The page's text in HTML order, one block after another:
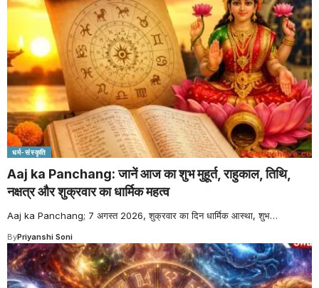
धर्म-संस्कृति
Aaj ka Panchang: जानें आज का शुभ मुहूर्त, राहुकाल, तिथि,
नक्षत्र और शुक्रवार का धार्मिक महत्व
Aaj ka Panchang; 7 अगस्त 2026, शुक्रवार का दिन धार्मिक आस्था, शुभ…
ByPriyanshi Soni